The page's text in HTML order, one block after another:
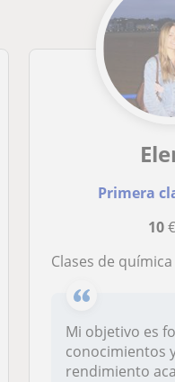
Primera
10
Clases de química para
Mi objetivo es
conocimientos
rendimiento